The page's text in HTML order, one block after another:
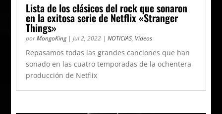
Lista de los clásicos del rock que sonaron
en la exitosa serie de Netflix «Stranger
Things»
porMongoKing|Jul 2, 2022 |NOTICIAS, Vídeos
Repasamos todas las grandes canciones que han
sonado en las cuatro temporadas de la ochentera
producción de Netflix